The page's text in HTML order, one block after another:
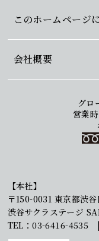
このホームページ
会社概要
グロ
営業
【本社】
〒150-0031 東京都渋
渋谷サクラステージ
TEL：03-6416-4535